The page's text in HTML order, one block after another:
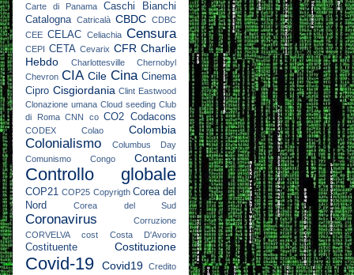
Carte di Panama
Caschi Bianchi
Catalogna Catricalà CBDC CDBC
CEE CELAC Celiachia Censura
CEPI CETA Cevarix CFR Charlie
Hebdo
Charlottesville
Chernobyl
Chevron CIA Cile Cina Cinema
Cipro Cisgiordania Clint Eastwood
Clonazione umana Cloud seeding Club
di Roma CNN co CO2 Codacons
CODEX Colao Colombia
Colonialismo
Columbus Day
Comunismo
Congo Contanti
Controllo globale
COP21 COP25 Copyrigth Corea del
Nord
Corea del Sud
Coronavirus
Corruzione
CORVELVA
cost Costa D'Avorio
Costituente Costituzione
Covid-19 Covid19
Credito